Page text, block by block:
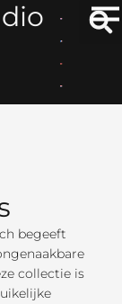
begeeft
collectie is